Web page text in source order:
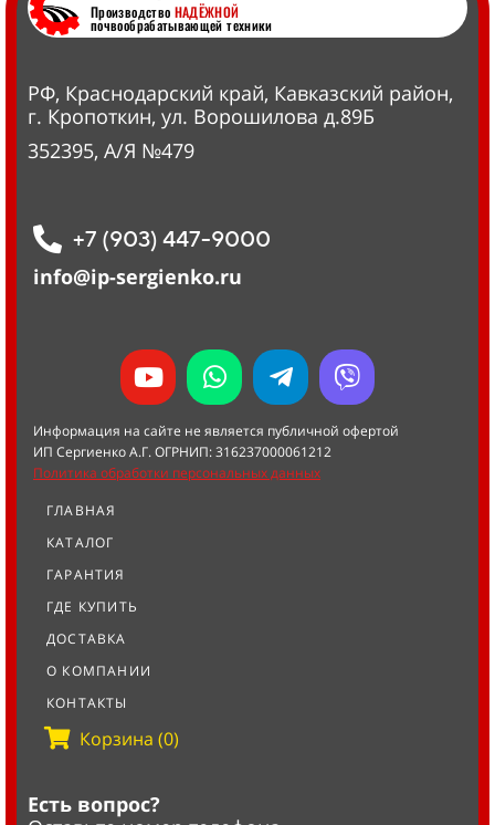
Производство НАДЁЖНОЙ
почвообрабатывающей техники
РФ, Краснодарский край, Кавказский район,
г. Кропоткин, ул. Ворошилова д.89Б
352395, А/Я №479
+7 (903) 447-9000
info@ip-sergienko.ru
Информация на сайте не является публичной офертой
ИП Сергиенко А.Г. ОГРНИП: 316237000061212
Политика обработки персональных данных
ГЛАВНАЯ
КАТАЛОГ
ГАРАНТИЯ
ГДЕ КУПИТЬ
ДОСТАВКА
О КОМПАНИИ
КОНТАКТЫ
Корзина (0)
Есть вопрос?